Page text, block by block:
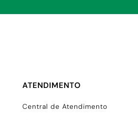
ATENDIMENTO
Central de Atendimento